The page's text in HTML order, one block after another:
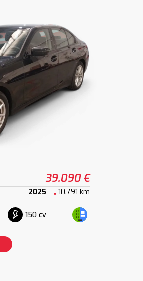
39.090 €
2025 10.791 km
150 cv